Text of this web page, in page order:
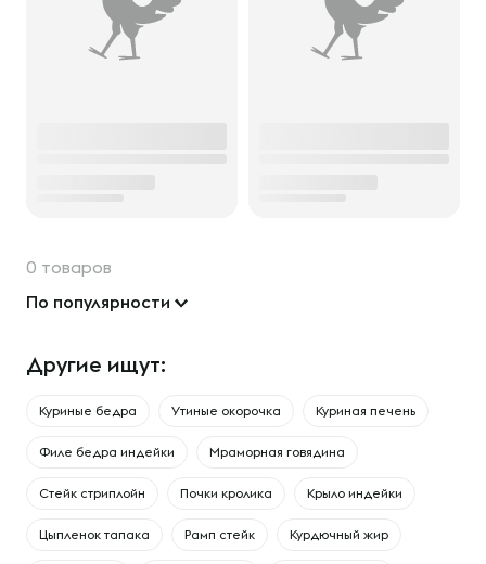
0 товаров
По популярности
Другие ищут:
Куриные бедра Утиные окорочка Куриная печень
Филе бедра индейки Мраморная говядина
Стейк стриплойн Почки кролика Крыло индейки
Цыпленок тапака Рамп стейк Курдючный жир